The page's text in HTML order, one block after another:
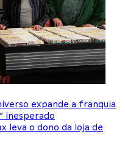
expande a franquia
inesperado
leva o dono da loja de